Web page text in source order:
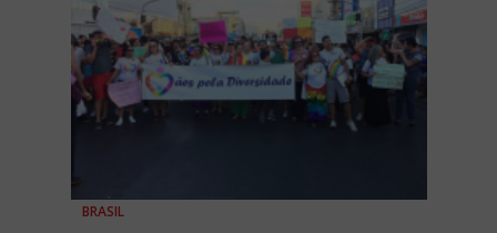
BRASIL